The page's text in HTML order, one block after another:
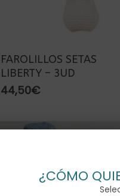
FAROLILLOS SETAS
LIBERTY – 3UD
44,50€
¿CÓMO